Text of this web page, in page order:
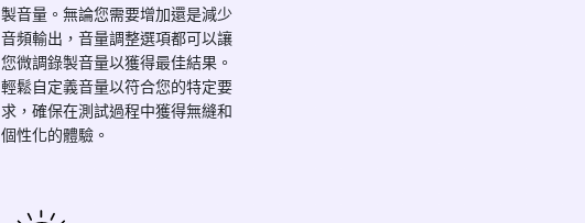
製音量。無論您需要增加還是減少
音頻輸出，音量調整選項都可以讓
您微調錄製音量以獲得最佳結果。
輕鬆自定義音量以符合您的特定要
求，確保在測試過程中獲得無縫和
個性化的體驗。